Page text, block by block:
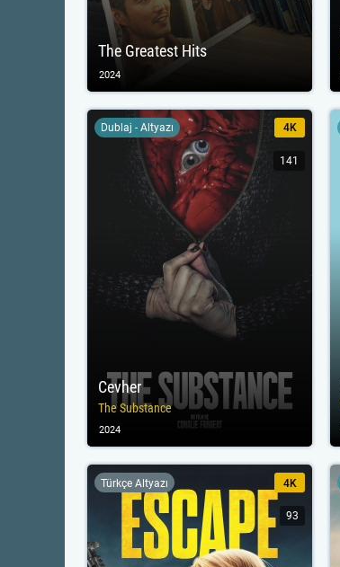
The Greatest Hits
2024
Cevher
The Substance
Dublaj - Altyazı 4K
141
2024
Türkçe Altyazı 4K
93